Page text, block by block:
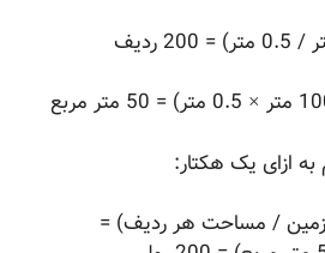
ازای یک هکتار:
/ مساحت هر ردیف) =